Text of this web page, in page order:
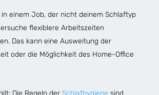
einem Job, der nicht deinem Schlaftyp
flexiblere Arbeitszeiten
Das kann eine Ausweitung der
oder die Möglichkeit des Home-Office
: Die Regeln der Schlafhygiene sind